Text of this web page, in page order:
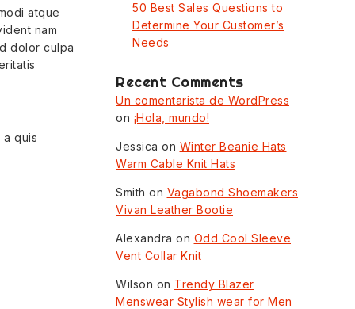
atque
nam
dolor culpa
a quis
50 Best Sales Questions to
Determine Your Customer’s
Needs
Recent Comments
Un comentarista de WordPress
on ¡Hola, mundo!
Jessica on Winter Beanie Hats
Warm Cable Knit Hats
Smith on Vagabond Shoemakers
Vivan Leather Bootie
Alexandra on Odd Cool Sleeve
Vent Collar Knit
Wilson on Trendy Blazer
Menswear Stylish wear for Men